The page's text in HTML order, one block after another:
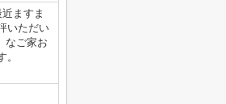
ますま
いただい
なご家お